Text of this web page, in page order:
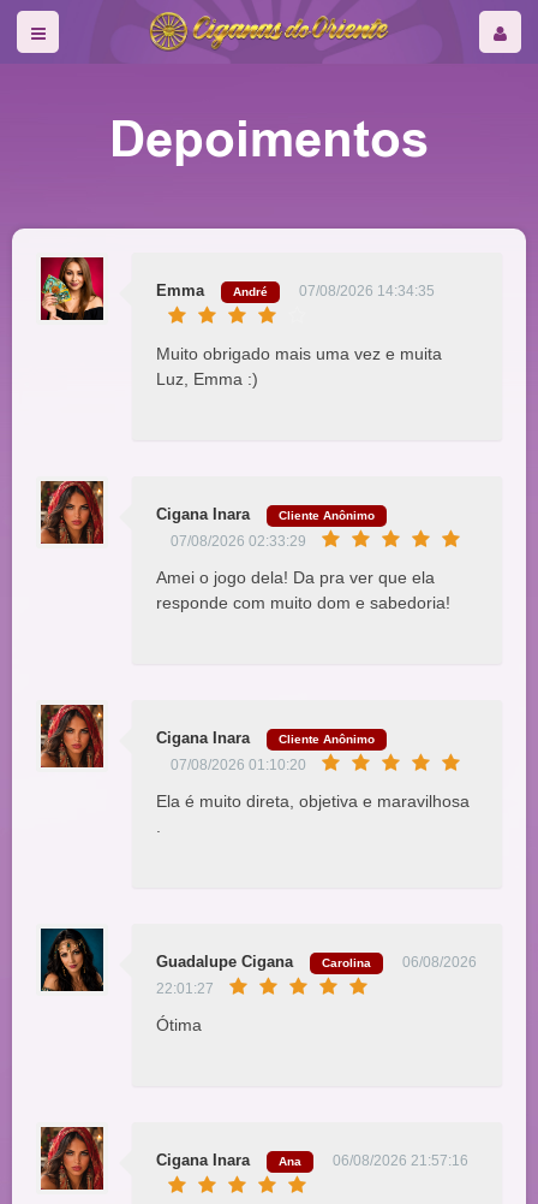
Depoimentos
Emma André 07/08/2026 14:34:35
Muito obrigado mais uma vez e muita
Luz, Emma :)
Cigana Inara Cliente Anônimo
07/08/2026 02:33:29
Amei o jogo dela! Da pra ver que ela
responde com muito dom e sabedoria!
Cigana Inara Cliente Anônimo
07/08/2026 01:10:20
Ela é muito direta, objetiva e maravilhosa
Guadalupe Cigana Carolina
06/08/2026
22:01:27
Ótima
Cigana Inara Ana 06/08/2026 21:57:16